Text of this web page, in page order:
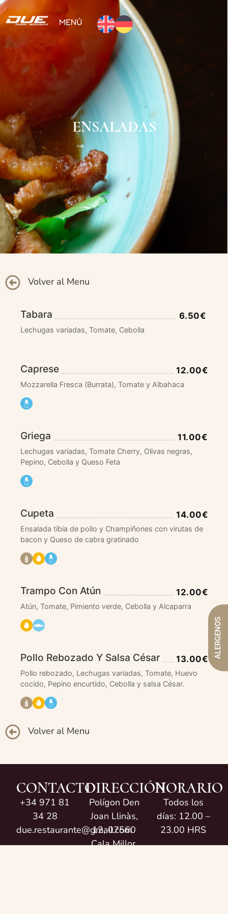
MENÚ
ENSALADAS
Volver al Menu
Tabara 6.50€
Lechugas variadas, Tomate, Cebolla
Caprese 12.00€
Mozzarella Fresca (Burrata), Tomate y Albahaca
Griega 11.00€
Lechugas variadas, Tomate Cherry, Olivas negras,
Pepino, Cebolla y Queso Feta
Cupeta 14.00€
Ensalada tíbia de pollo y Champiñones con virutas de
bacon y Queso de cabra gratinado
Trampo Con Atún 12.00€
Atún, Tomate, Pimiento verde, Cebolla y Alcaparra
Pollo Rebozado Y Salsa César 13.00€
Pollo rebozado, Lechugas variadas, Tomate, Huevo
cocido, Pepino encurtido, Cebolla y salsa César.
Volver al Menu
ALERGENOS
CONTACTO
+34 971 81
34 28
due.restaurante@gmail.com
DIRECCIÓN
Polígon Den
Joan Llinàs,
12, 07560
Cala Millor,
HORARIO
Todos los
días: 12.00 –
23.00 HRS